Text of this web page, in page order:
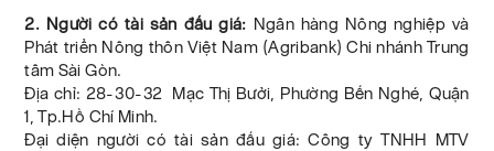
2. Người có tài sản đấu giá: Ngân hàng Nông nghiệp và
Phát triển Nông thôn Việt Nam (Agribank) Chi nhánh Trung
tâm Sài Gòn.
Địa chỉ: 28-30-32 Mạc Thị Bưởi, Phường Bến Nghé, Quận
1, Tp.Hồ Chí Minh.
Đại diện người có tài sản đấu giá: Công ty TNHH MTV